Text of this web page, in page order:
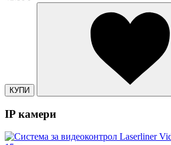
КУПИ
IP камери